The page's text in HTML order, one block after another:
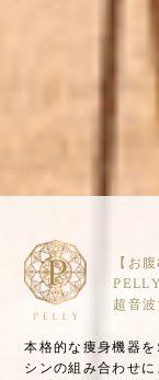
【お
超音
本格的な痩身機器
シンの組み合わせ